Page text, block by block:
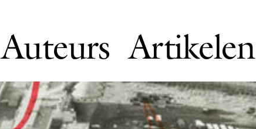
Auteurs Artikelen